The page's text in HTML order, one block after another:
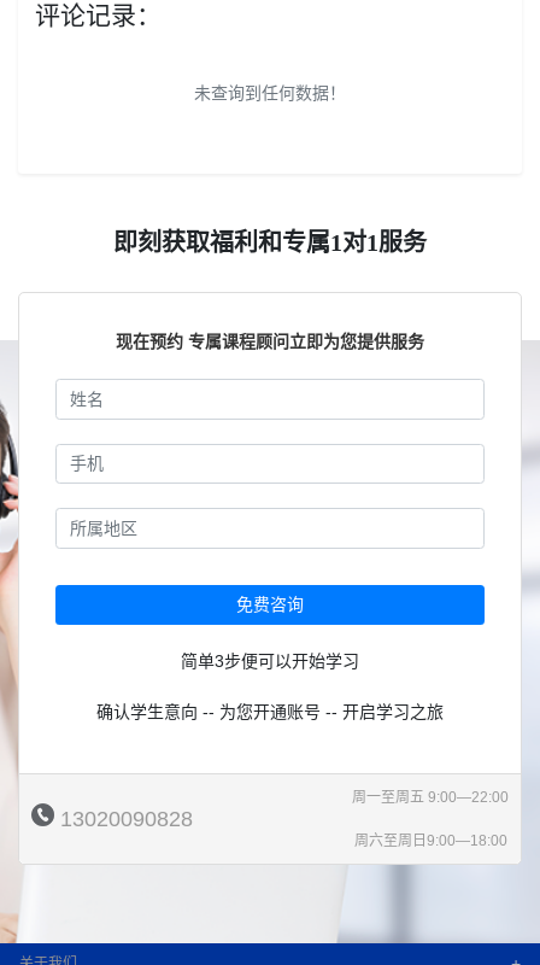
评论记录：
未查询到任何数据！
即刻获取福利和专属1对1服务
现在预约 专属课程顾问立即为您提供服务
免费咨询
简单3步便可以开始学习
确认学生意向 -- 为您开通账号 -- 开启学习之旅
13020090828
周一至周五 9:00—22:00
周六至周日9:00—18:00